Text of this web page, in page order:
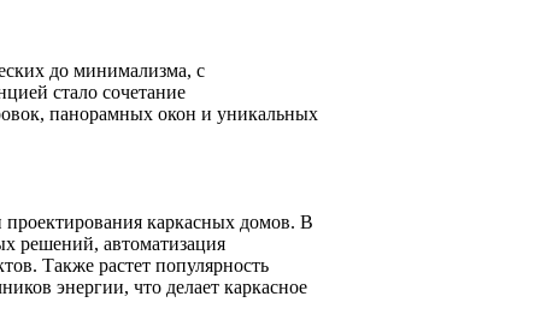
до минимализма, с
стало сочетание
панорамных окон и уникальных
проектирования каркасных домов. В
решений, автоматизация
Также растет популярность
энергии, что делает каркасное